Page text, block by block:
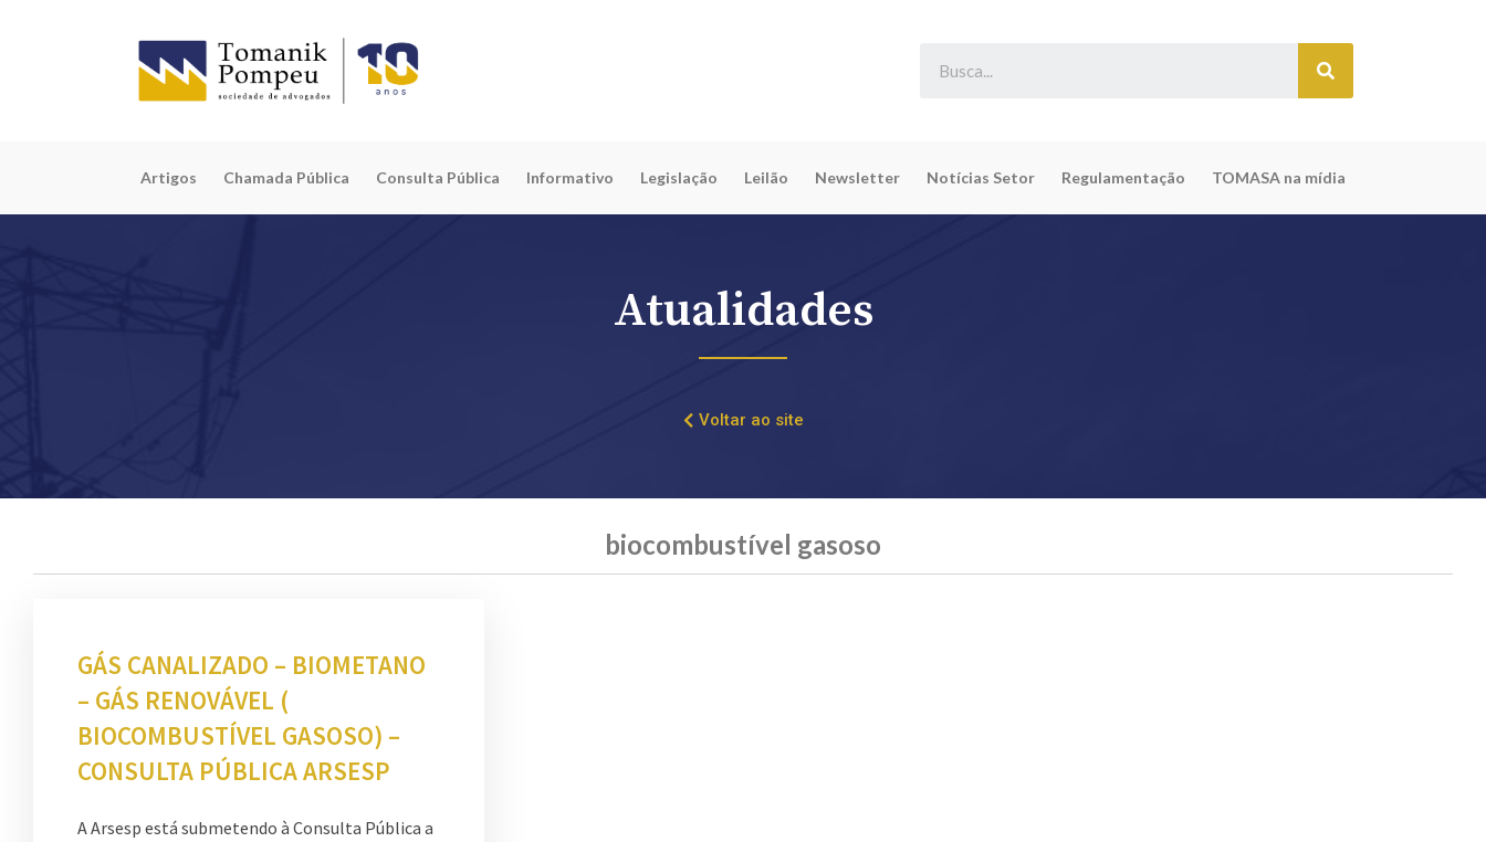
Artigos Chamada Pública Consulta Pública Informativo Legislação Leilão Newsletter Notícias Setor Regulamentação TOMASA na mídia
Atualidades
Voltar ao site
biocombustível gasoso
GÁS CANALIZADO – BIOMETANO
– GÁS RENOVÁVEL (
BIOCOMBUSTÍVEL GASOSO) –
CONSULTA PÚBLICA ARSESP
A Arsesp está submetendo à Consulta Pública a